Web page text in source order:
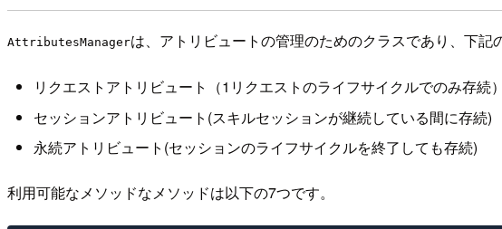
AttributesManagerは、アトリビュートの管理のためのクラスであり、下記
リクエストアトリビュート（1リクエストのライフサイクルでのみ存続）
セッションアトリビュート(スキルセッションが継続している間に存続)
永続アトリビュート(セッションのライフサイクルを終了しても存続)
利用可能なメソッドなメソッドは以下の7つです。